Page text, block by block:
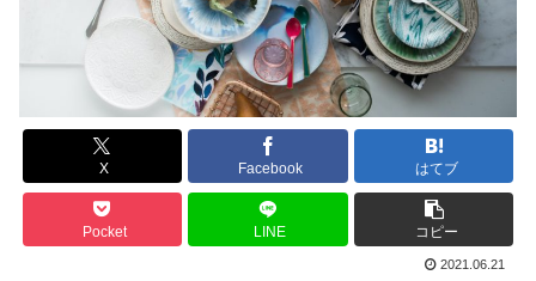
X Facebook はてブ
Pocket LINE コピー
2021.06.21